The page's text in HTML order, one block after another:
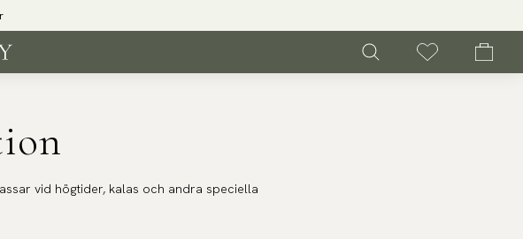
vid högtider, kalas och andra speciella